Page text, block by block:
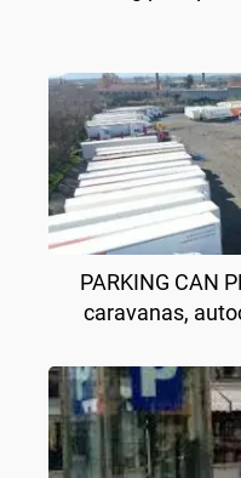
PARKING CAN
caravanas,